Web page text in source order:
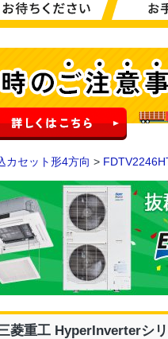
カセット形4方向 >
菱重工 HyperInverterシ